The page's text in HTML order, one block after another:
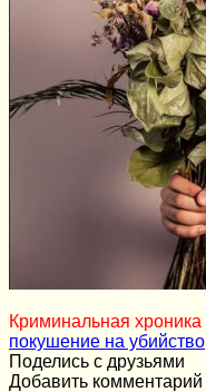
Криминальная хроника
покушение на убийство
Поделись с друзьями
Добавить комментарий